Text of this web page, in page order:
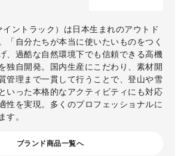
ントラック）は日本生まれのアウトド
「自分たちが本当に使いたいものをつく
、過酷な自然環境下でも信頼できる高機
独自開発。国内生産にこだわり、素材開
管理まで一貫して行うことで、登山や雪
いった本格的なアクティビティにも対応
性を実現。多くのプロフェッショナルに
す。
ブランド商品一覧へ